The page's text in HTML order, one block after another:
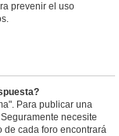
prevenir el uso
Para publicar una
necesite
de cada foro encontrará